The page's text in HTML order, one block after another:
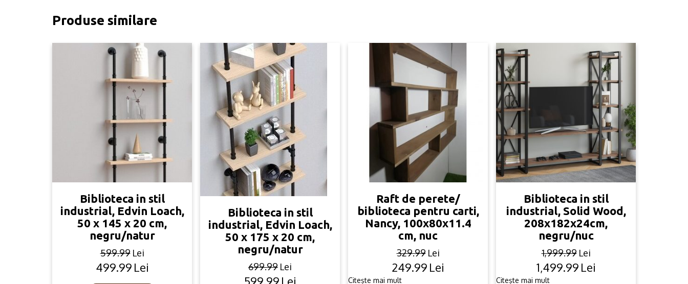
Produse similare
Biblioteca in stil
industrial, Edvin Loach,
50 x 145 x 20 cm,
negru/natur
599.99 Lei
Original
499.99 Lei
Current
Biblioteca in stil
industrial, Edvin Loach,
50 x 175 x 20 cm,
negru/natur
699.99 Lei
Original
599.99 Lei
Current
Raft de perete/
biblioteca pentru carti,
Nancy, 100x80x11.4
cm, nuc
329.99 Lei
Original
249.99 Lei
Current
Citește mai mult
Biblioteca in stil
industrial, Solid Wood,
208x182x24cm,
negru/nuc
1,999.99 Lei
Original
1,499.99 Lei
Current
Citește mai mult